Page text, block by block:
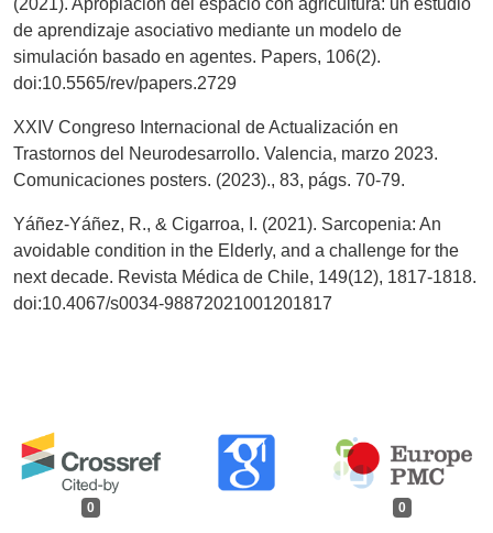
0 0
(2021). Apropiación del espacio con agricultura: un estudio
de aprendizaje asociativo mediante un modelo de
simulación basado en agentes. Papers, 106(2).
doi:10.5565/rev/papers.2729
XXIV Congreso Internacional de Actualización en
Trastornos del Neurodesarrollo. Valencia, marzo 2023.
Comunicaciones posters. (2023)., 83, págs. 70-79.
Yáñez-Yáñez, R., & Cigarroa, I. (2021). Sarcopenia: An
avoidable condition in the Elderly, and a challenge for the
next decade. Revista Médica de Chile, 149(12), 1817-1818.
doi:10.4067/s0034-98872021001201817